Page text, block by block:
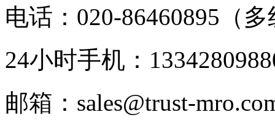
电话：020-86460895（
24小时手机：
邮箱：sales@trust-